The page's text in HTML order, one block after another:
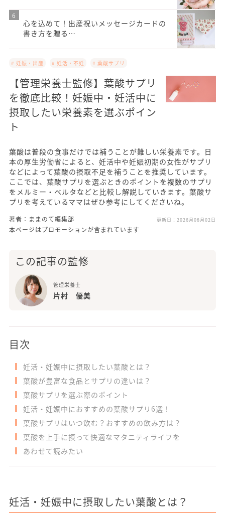
心を込めて！出産祝いメッセージカードの
書き方を贈る…
# 妊娠・出産 # 妊活・不妊 # 葉酸サプリ
【管理栄養士監修】葉酸サプリ
を徹底比較！妊娠中・妊活中に
摂取したい栄養素を選ぶポイン
ト
葉酸は普段の食事だけでは補うことが難しい栄養素です。日
本の厚生労働省によると、妊活中や妊娠初期の女性がサプリ
などによって葉酸の摂取不足を補うことを推奨しています。
ここでは、葉酸サプリを選ぶときのポイントを複数のサプリ
をメルミー・ベルタなどと比較し解説していきます。葉酸サ
プリを考えているママはぜひ参考にしてくださいね。
著者：ままのて編集部 更新日： 2026月08月02日
本ページはプロモーションが含まれています
この記事の監修
管理栄養士
片村 優美
目次
妊活・妊娠中に摂取したい葉酸とは？
葉酸が豊富な食品とサプリの違いは？
葉酸サプリを選ぶ際のポイント
妊活・妊娠中におすすめの葉酸サプリ6選！
葉酸サプリはいつ飲む？おすすめの飲み方は？
葉酸を上手に摂って快適なマタニティライフを
あわせて読みたい
妊活・妊娠中に摂取したい葉酸とは？